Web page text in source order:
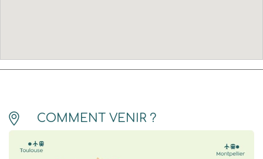
COMMENT VENIR ?